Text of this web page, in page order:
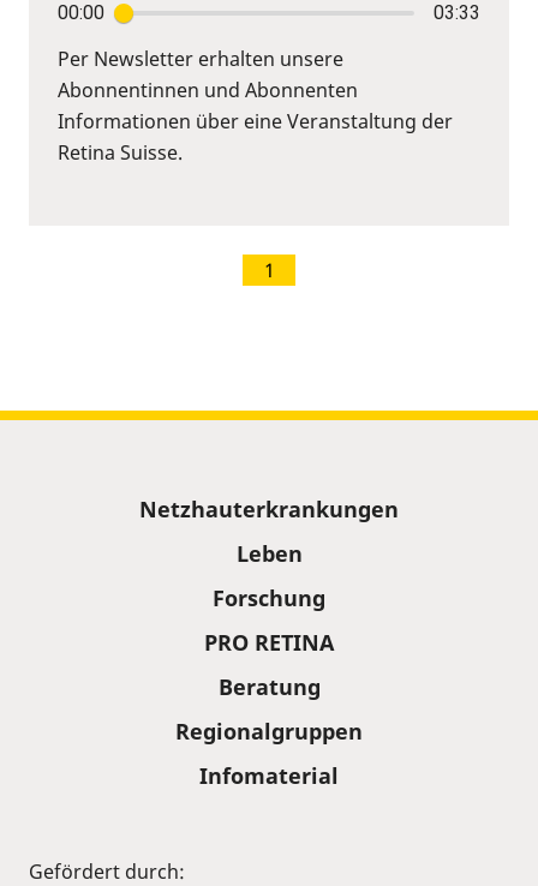
00:00 03:33
Per Newsletter erhalten unsere
Abonnentinnen und Abonnenten
Informationen über eine Veranstaltung der
Retina Suisse.
1
Netzhauterkrankungen
Leben
Forschung
PRO RETINA
Beratung
Regionalgruppen
Infomaterial
Gefördert durch: